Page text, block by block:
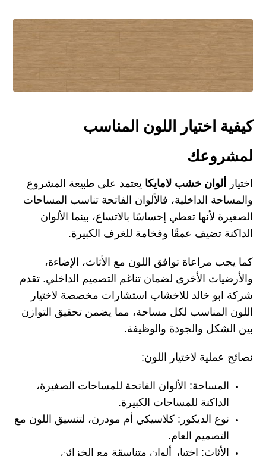
كيفية اختيار اللون المناسب
لمشروعك
اختيار ألوان خشب لامايكا يعتمد على طبيعة المشروع
والمساحة الداخلية، فالألوان الفاتحة تناسب المساحات
الصغيرة لأنها تعطي إحساسًا بالاتساع، بينما الألوان
الداكنة تضيف عمقًا وفخامة للغرف الكبيرة.
كما يجب مراعاة توافق اللون مع الأثاث، الإضاءة،
والأرضيات الأخرى لضمان تناغم التصميم الداخلي. تقدم
شركة ابو خالد للاخشاب استشارات مخصصة لاختيار
اللون المناسب لكل مساحة، مما يضمن تحقيق التوازن
بين الشكل والجودة والوظيفة.
نصائح عملية لاختيار اللون:
المساحة: الألوان الفاتحة للمساحات الصغيرة،
الداكنة للمساحات الكبيرة.
نوع الديكور: كلاسيكي أم مودرن، لتنسيق اللون مع
التصميم العام.
الأثاث: اختيار ألوان متناسقة مع الخزائن